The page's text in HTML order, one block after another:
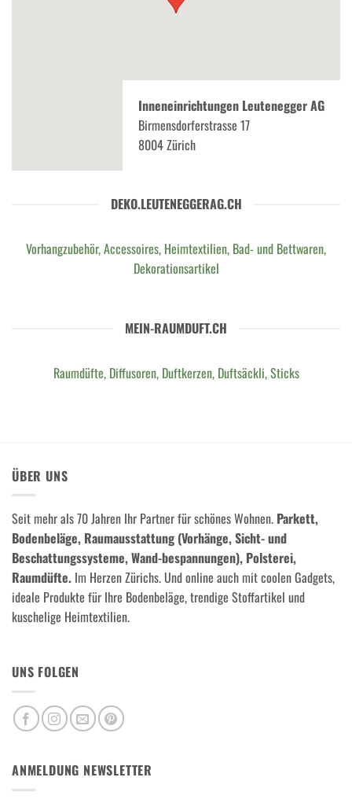
Inneneinrichtungen Leutenegger AG
Birmensdorferstrasse 17
8004 Zürich
DEKO.LEUTENEGGERAG.CH
Vorhangzubehör, Accessoires, Heimtextilien, Bad- und Bettwaren,
Dekorationsartikel
MEIN-RAUMDUFT.CH
Raumdüfte, Diffusoren, Duftkerzen, Duftsäckli, Sticks
ÜBER UNS
Seit mehr als 70 Jahren Ihr Partner für schönes Wohnen. Parkett,
Bodenbeläge, Raumausstattung (Vorhänge, Sicht- und
Beschattungssysteme, Wand-bespannungen), Polsterei,
Raumdüfte. Im Herzen Zürichs. Und online auch mit coolen Gadgets,
ideale Produkte für Ihre Bodenbeläge, trendige Stoffartikel und
kuschelige Heimtextilien.
UNS FOLGEN
ANMELDUNG NEWSLETTER